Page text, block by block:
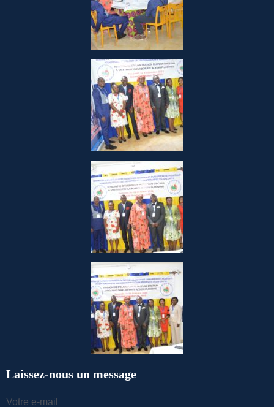
Laissez-nous un message
Votre e-mail